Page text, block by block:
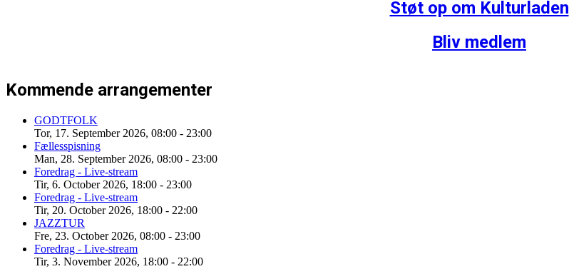
Støt op om Kulturladen
Bliv medlem
Kommende arrangementer
GODTFOLK
Tor, 17. September 2026, 08:00 - 23:00
Fællesspisning
Man, 28. September 2026, 08:00 - 23:00
Foredrag - Live-stream
Tir, 6. October 2026, 18:00 - 23:00
Foredrag - Live-stream
Tir, 20. October 2026, 18:00 - 22:00
JAZZTUR
Fre, 23. October 2026, 08:00 - 23:00
Foredrag - Live-stream
Tir, 3. November 2026, 18:00 - 22:00